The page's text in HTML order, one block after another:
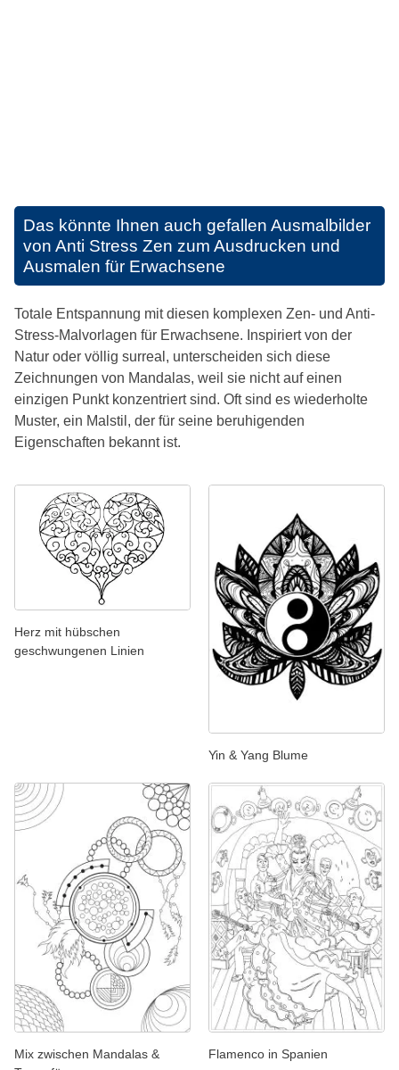
Das könnte Ihnen auch gefallen Ausmalbilder
von Anti Stress Zen zum Ausdrucken und
Ausmalen für Erwachsene
Totale Entspannung mit diesen komplexen Zen- und Anti-
Stress-Malvorlagen für Erwachsene. Inspiriert von der
Natur oder völlig surreal, unterscheiden sich diese
Zeichnungen von Mandalas, weil sie nicht auf einen
einzigen Punkt konzentriert sind. Oft sind es wiederholte
Muster, ein Malstil, der für seine beruhigenden
Eigenschaften bekannt ist.
Herz mit hübschen
geschwungenen Linien
Yin & Yang Blume
Mix zwischen Mandalas &
Flamenco in Spanien